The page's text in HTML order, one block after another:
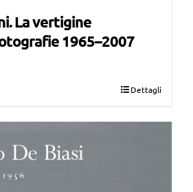
La vertigine
1965–2007
Dettagli